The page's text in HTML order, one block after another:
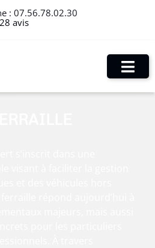
: 07.56.78.02.30
avis